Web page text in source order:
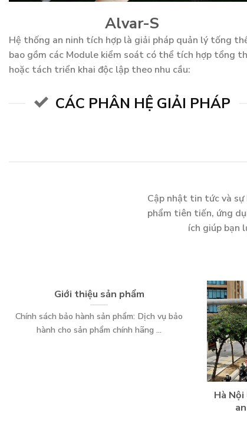
Alvar-S
Hệ thống an ninh tích hợp là giải pháp quản lý tống
bao gồm các Module kiểm soát có thể tích hợp tổng
hoặc tách triển khai độc lập theo nhu cầu:
CÁC PHÂN HỆ GIẢI PHÁP
Cập nhật tin tức và sự
phẩm tiên tiến, ứng
ích giúp bạn
Giới thiệu sản phẩm
Chính sách bảo hành sản phẩm: Dịch vụ bảo
hành cho sản phẩm chính hãng ...
Hà